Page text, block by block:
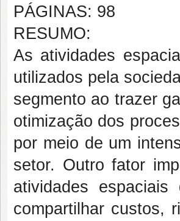
PÁGINAS: 98
RESUMO:
As atividades
utilizados pela
segmento ao trazer
otimização dos
por meio de um
setor. Outro fator
atividades
compartilhar custos,